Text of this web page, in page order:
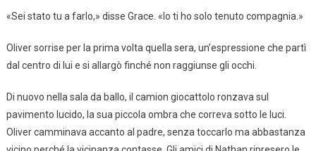
«Sei stato tu a farlo,» disse Grace. «Io ti ho solo tenuto compagnia.»
Oliver sorrise per la prima volta quella sera, un’espressione che partì
dal centro di lui e si allargò finché non raggiunse gli occhi.
Di nuovo nella sala da ballo, il camion giocattolo ronzava sul
pavimento lucido, la sua piccola ombra che correva sotto le luci.
Oliver camminava accanto al padre, senza toccarlo ma abbastanza